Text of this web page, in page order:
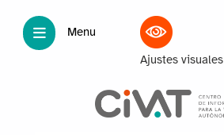
Menu
Ajustes visuales